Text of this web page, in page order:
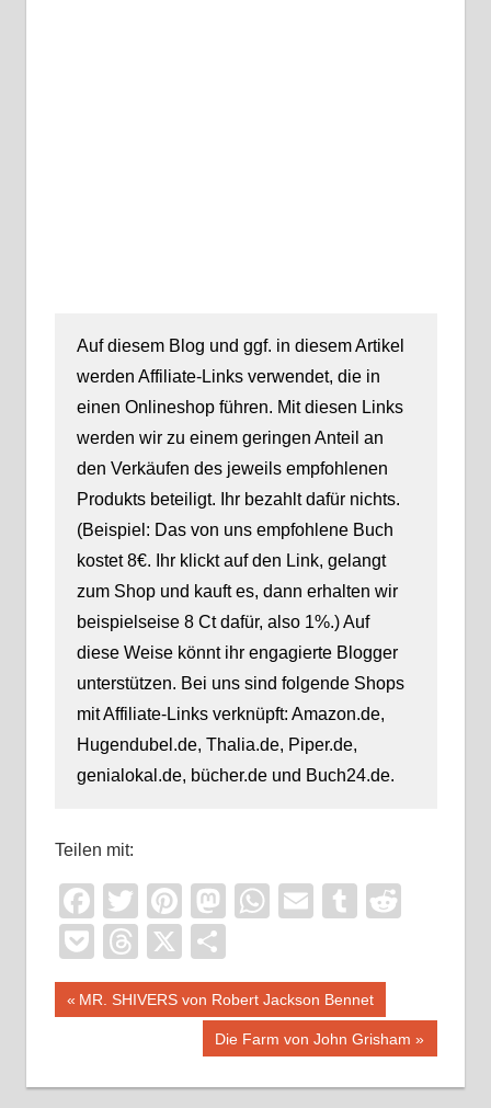
Auf diesem Blog und ggf. in diesem Artikel
werden Affiliate-Links verwendet, die in
einen Onlineshop führen. Mit diesen Links
werden wir zu einem geringen Anteil an
den Verkäufen des jeweils empfohlenen
Produkts beteiligt. Ihr bezahlt dafür nichts.
(Beispiel: Das von uns empfohlene Buch
kostet 8€. Ihr klickt auf den Link, gelangt
zum Shop und kauft es, dann erhalten wir
beispielseise 8 Ct dafür, also 1%.) Auf
diese Weise könnt ihr engagierte Blogger
unterstützen. Bei uns sind folgende Shops
mit Affiliate-Links verknüpft: Amazon.de,
Hugendubel.de, Thalia.de, Piper.de,
genialokal.de, bücher.de und Buch24.de.
Teilen mit:
Facebook
TwitterPinterest
Mastodon
WhatsApp
EmailTumblr
PocketThreads
X
Beitragsnavigation
Vorheriger
MR. SHIVERS von Robert Jackson Bennet
Nächster
Die Farm von John Grisham